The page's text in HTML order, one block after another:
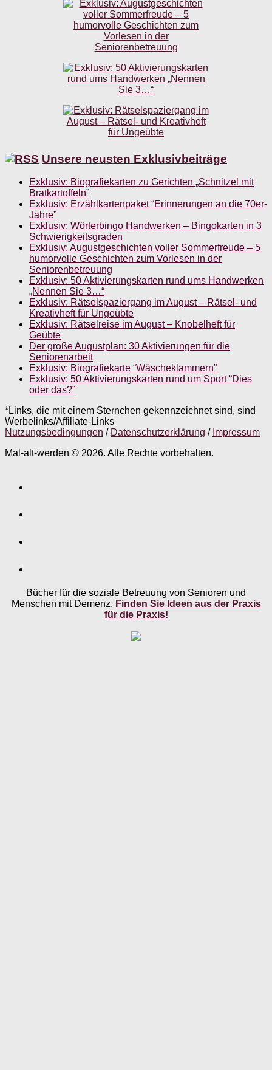
Unsere neusten Exklusivbeiträge
Exklusiv: Biografiekarten zu Gerichten „Schnitzel mit
Bratkartoffeln”
Exklusiv: Erzählkartenpaket “Erinnerungen an die 70er-
Jahre”
Exklusiv: Wörterbingo Handwerken – Bingokarten in 3
Schwierigkeitsgraden
Exklusiv: Augustgeschichten voller Sommerfreude – 5
humorvolle Geschichten zum Vorlesen in der
Seniorenbetreuung
Exklusiv: 50 Aktivierungskarten rund ums Handwerken
„Nennen Sie 3…“
Exklusiv: Rätselspaziergang im August – Rätsel- und
Kreativheft für Ungeübte
Exklusiv: Rätselreise im August – Knobelheft für
Geübte
Der große Augustplan: 30 Aktivierungen für die
Seniorenarbeit
Exklusiv: Biografiekarte “Wäscheklammern”
Exklusiv: 50 Aktivierungskarten rund um Sport “Dies
oder das?”
*Links, die mit einem Sternchen gekennzeichnet sind, sind
Werbelinks/Affiliate-Links
Nutzungsbedingungen / Datenschutzerklärung / Impressum
Mal-alt-werden © 2026. Alle Rechte vorbehalten.
Bücher für die soziale Betreuung von Senioren und
Menschen mit Demenz. Finden Sie Ideen aus der Praxis
für die Praxis!